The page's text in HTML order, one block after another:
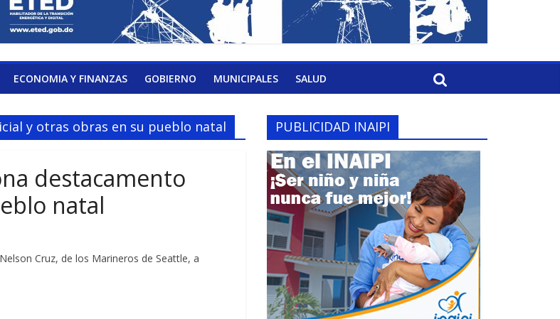
ECONOMIA Y FINANZAS GOBIERNO MUNICIPALES SALUD
y otras obras en su pueblo natal
destacamento
natal
Cruz, de los Marineros de Seattle, a
PUBLICIDAD INAIPI